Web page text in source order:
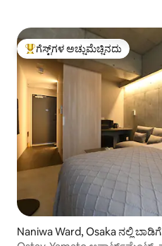
ಗೆಸ್ಟ್‌ಗಳಿಗೆ ಅತಿ ಹೆಚ್ಚು ಅಚ್ಚುಮೆಚ್ಚಿನದು
ಗೆಸ್ಟ್‌ಗಳ ಅಚ್ಚುಮೆಚ್ಚಿನದು
Naniwa Ward, Osaka ನಲ್ಲಿ